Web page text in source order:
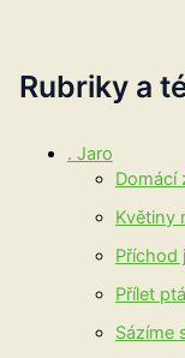
Rubriky a
. Jaro
Domácí
Květiny
Příchod
Přílet
Sázíme